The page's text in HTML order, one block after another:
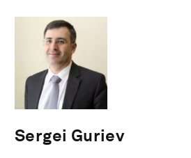
Sergei Guriev